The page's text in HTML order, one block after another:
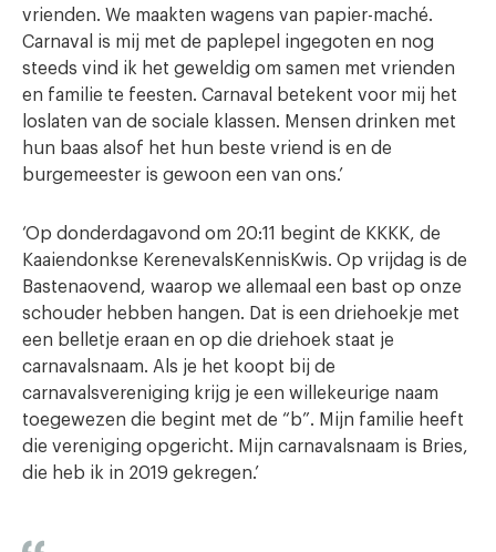
vrienden. We maakten wagens van papier-maché.
Carnaval is mij met de paplepel ingegoten en nog
steeds vind ik het geweldig om samen met vrienden
en familie te feesten. Carnaval betekent voor mij het
loslaten van de sociale klassen. Mensen drinken met
hun baas alsof het hun beste vriend is en de
burgemeester is gewoon een van ons.’
‘Op donderdagavond om 20:11 begint de KKKK, de
Kaaiendonkse KerenevalsKennisKwis. Op vrijdag is de
Bastenaovend, waarop we allemaal een bast op onze
schouder hebben hangen. Dat is een driehoekje met
een belletje eraan en op die driehoek staat je
carnavalsnaam. Als je het koopt bij de
carnavalsvereniging krijg je een willekeurige naam
toegewezen die begint met de “b”. Mijn familie heeft
die vereniging opgericht. Mijn carnavalsnaam is Bries,
die heb ik in 2019 gekregen.’